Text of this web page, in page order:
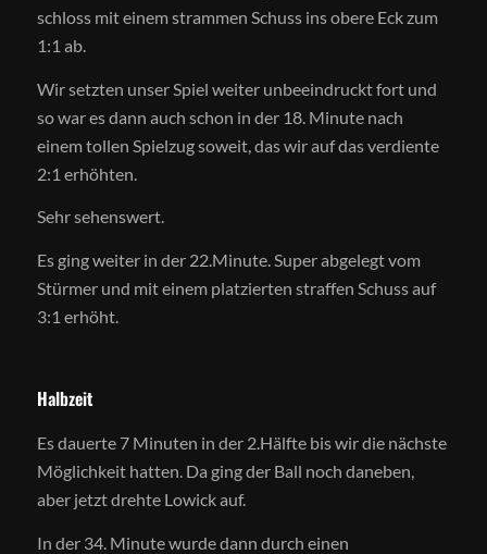
schloss mit einem strammen Schuss ins obere Eck zum
1:1 ab.
Wir setzten unser Spiel weiter unbeeindruckt fort und
so war es dann auch schon in der 18. Minute nach
einem tollen Spielzug soweit, das wir auf das verdiente
2:1 erhöhten.
Sehr sehenswert.
Es ging weiter in der 22.Minute. Super abgelegt vom
Stürmer und mit einem platzierten straffen Schuss auf
3:1 erhöht.
Halbzeit
Es dauerte 7 Minuten in der 2.Hälfte bis wir die nächste
Möglichkeit hatten. Da ging der Ball noch daneben,
aber jetzt drehte Lowick auf.
In der 34. Minute wurde dann durch einen